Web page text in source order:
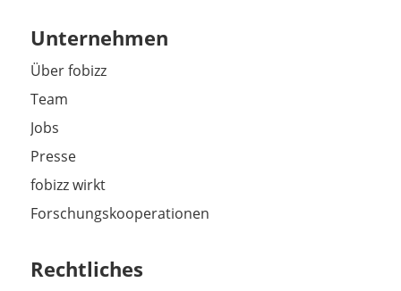
Unternehmen
Über fobizz
Team
Jobs
Presse
fobizz wirkt
Forschungskooperationen
Rechtliches